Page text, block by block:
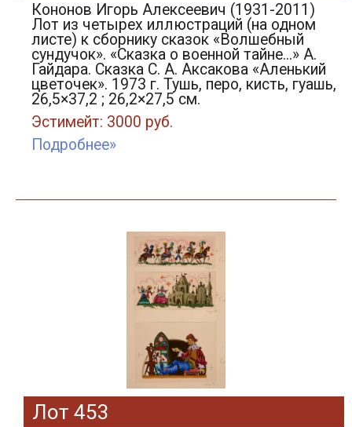
Кононов Игорь Алексеевич (1931-2011)
Лот из четырех иллюстраций (на одном
листе) к сборнику сказок «Волшебный
сундучок». «Сказка о военной тайне...» А.
Гайдара. Сказка С. А. Аксакова «Аленький
цветочек». 1973 г. Тушь, перо, кисть, гуашь,
26,5×37,2 ; 26,2×27,5 см.
Эстимейт: 3000 руб.
Подробнее»
Лот 453